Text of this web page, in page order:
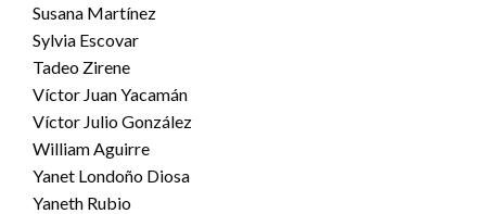
Susana Martínez
Sylvia Escovar
Tadeo Zirene
Víctor Juan Yacamán
Víctor Julio González
William Aguirre
Yanet Londoño Diosa
Yaneth Rubio